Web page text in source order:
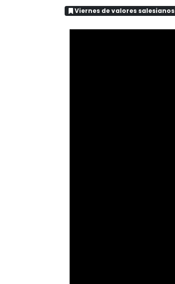
Viernes de valores salesianos